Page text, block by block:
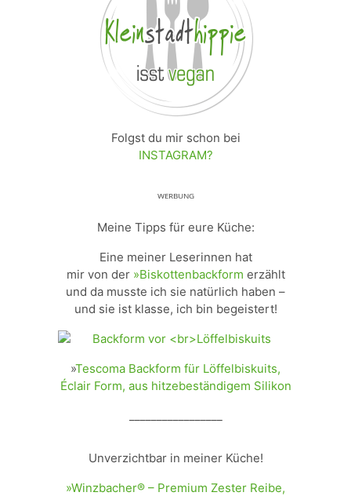
Folgst du mir schon bei
INSTAGRAM?
ᵂᴱᴿᴮᵁᴺᴳ
Meine Tipps für eure Küche:
Eine meiner Leserinnen hat
mir von der »Biskottenbackform erzählt
und da musste ich sie natürlich haben –
und sie ist klasse, ich bin begeistert!
»Tescoma Backform für Löffelbiskuits,
Éclair Form, aus hitzebeständigem Silikon
Unverzichtbar in meiner Küche!
»Winzbacher® – Premium Zester Reibe,